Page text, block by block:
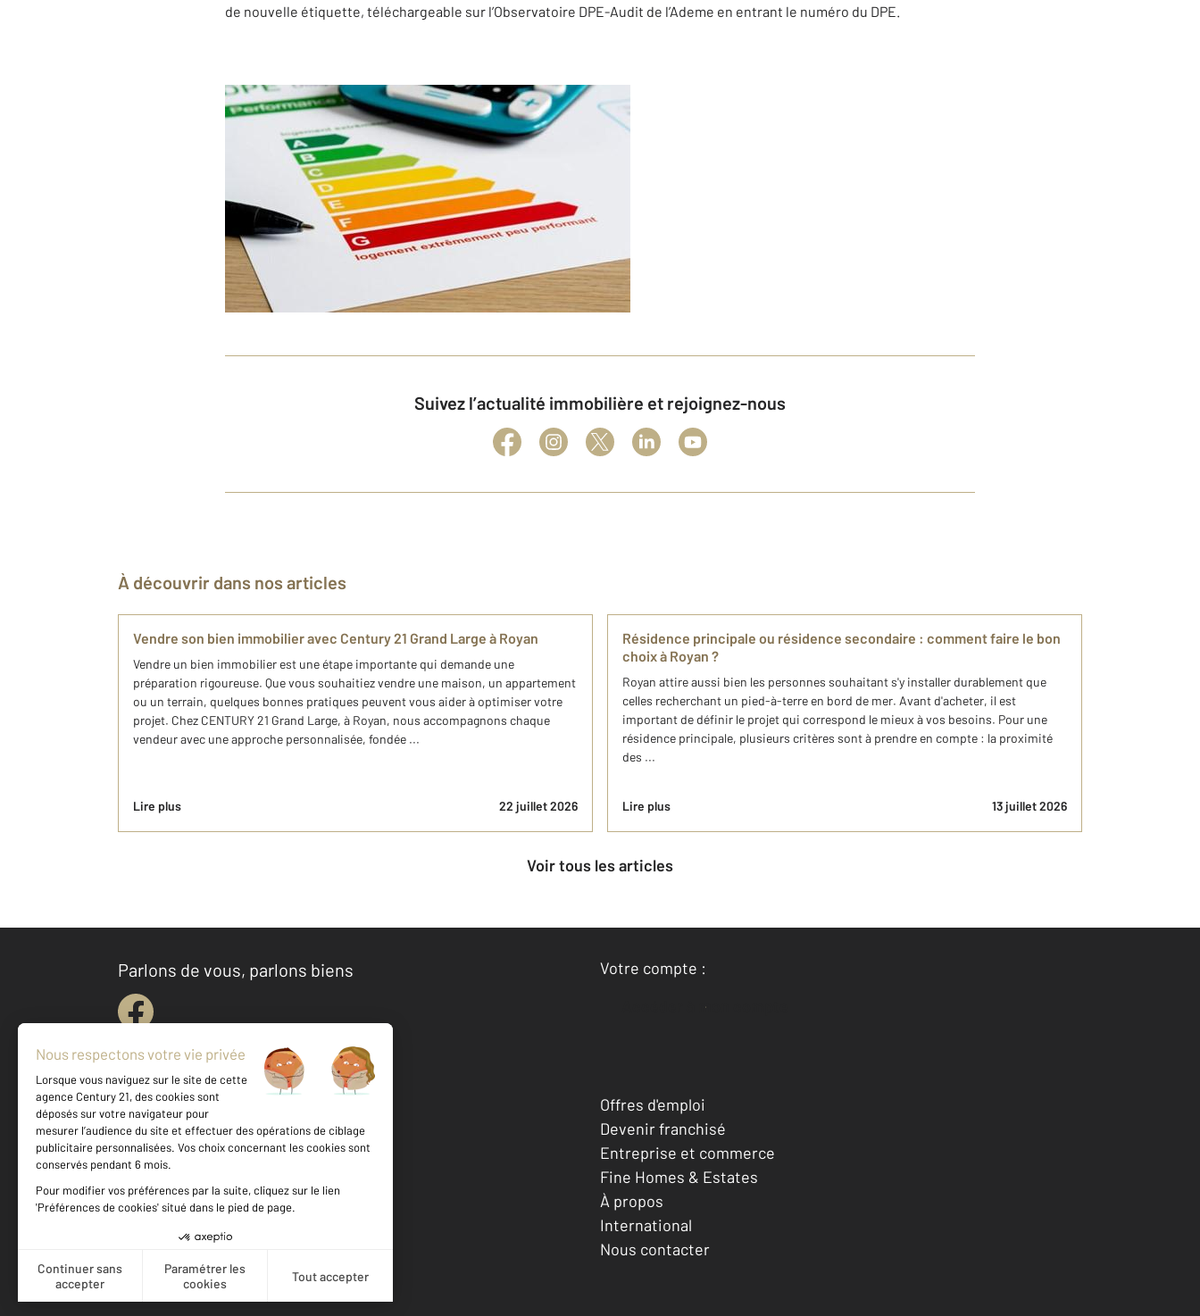
de nouvelle étiquette, téléchargeable sur l’Observatoire DPE-Audit de l’Ademe en entrant le numéro du DPE.
Suivez l’actualité immobilière et rejoignez-nous
À découvrir dans nos articles
Vendre son bien immobilier avec Century 21 Grand Large à Royan
Vendre un bien immobilier est une étape importante qui demande une
préparation rigoureuse. Que vous souhaitiez vendre une maison, un appartement
ou un terrain, quelques bonnes pratiques peuvent vous aider à optimiser votre
projet. Chez CENTURY 21 Grand Large, à Royan, nous accompagnons chaque
vendeur avec une approche personnalisée, fondée ...
Lire plus 22 juillet 2026
Résidence principale ou résidence secondaire : comment faire le bon
choix à Royan ?
Royan attire aussi bien les personnes souhaitant s'y installer durablement que
celles recherchant un pied-à-terre en bord de mer. Avant d'acheter, il est
important de définir le projet qui correspond le mieux à vos besoins. Pour une
résidence principale, plusieurs critères sont à prendre en compte : la proximité
des ...
Lire plus 13 juillet 2026
Voir tous les articles
Parlons de vous, parlons biens
Votre compte :
Accéder à mon compte
Votre agence est notée
Achat
Location
Offres d'emploi
Devenir franchisé
Entreprise et commerce
Fine Homes & Estates
À propos
International
Nous contacter